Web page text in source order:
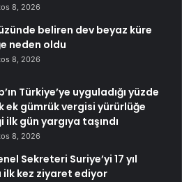
8, 2026
beliren dev beyaz küre
neden oldu
8, 2026
Türkiye’ye uyguladığı yüzde
ek gümrük vergisi yürürlüğe
ilk gün yargıya taşındı
8, 2026
Sekreteri Suriye’yi 17 yıl
ilk kez ziyaret ediyor